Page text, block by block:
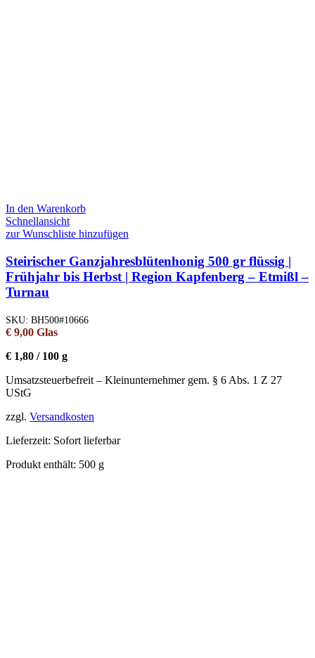
In den Warenkorb
Schnellansicht
zur Wunschliste hinzufügen
Steirischer Ganzjahresblütenhonig 500 gr flüssig |
Frühjahr bis Herbst | Region Kapfenberg – Etmißl –
Turnau
SKU: BH500#10666
€ 9,00 Glas
€ 1,80 / 100 g
Umsatzsteuerbefreit – Kleinunternehmer gem. § 6 Abs. 1 Z 27
UStG
zzgl. Versandkosten
Lieferzeit: Sofort lieferbar
Produkt enthält: 500 g